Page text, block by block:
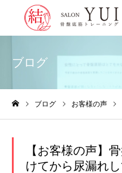
ブログ
ブログ お客様の声
【お客様の声】
けてから尿漏れ